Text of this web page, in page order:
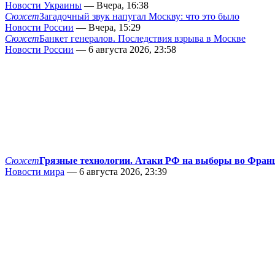
Новости Украины — Вчера, 16:38
СюжетЗагадочный звук напугал Москву: что это было
Новости России — Вчера, 15:29
СюжетБанкет генералов. Последствия взрыва в Москве
Новости России — 6 августа 2026, 23:58
СюжетГрязные технологии. Атаки РФ на выборы во
Новости мира — 6 августа 2026, 23:39